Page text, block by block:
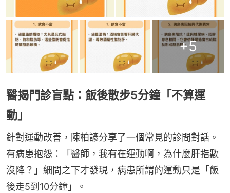
+5
醫揭門診盲點：飯後散步5分鐘「不算運
動」
針對運動改善，陳柏諺分享了一個常見的診間對話。
有病患抱怨：「醫師，我有在運動啊，為什麼肝指數
沒降？」細問之下才發現，病患所謂的運動只是「飯
後走5到10分鐘」。